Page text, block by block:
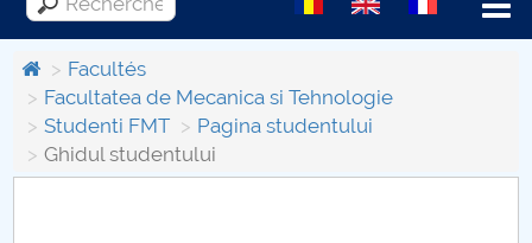
Despre Universitate
Centrul de Management al Proiectelor
Facultés
Facultatea de Mecanica si Tehnologie
Studenti FMT
Pagina studentului
Ghidul studentului